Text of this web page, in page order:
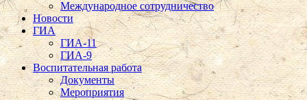
Международное сотрудничество
Новости
ГИА
ГИА-11
ГИА-9
Воспитательная работа
Документы
Мероприятия